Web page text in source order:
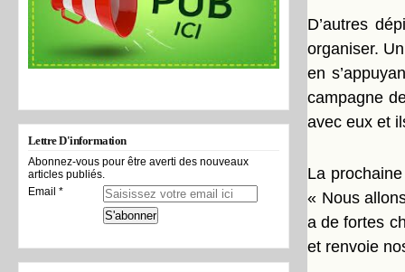
Lettre D'information
Abonnez-vous pour être averti des nouveaux
articles publiés.
Email
D’autres
organiser.
en
campagne
avec eux et
La
« Nous
a de fortes
et renvoie